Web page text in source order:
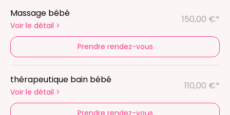
Massage bébé
Voir le détail >
150,00 €*
Prendre rendez-vous
thérapeutique bain bébé
Voir le détail >
110,00 €*
Prendre rendez-vous